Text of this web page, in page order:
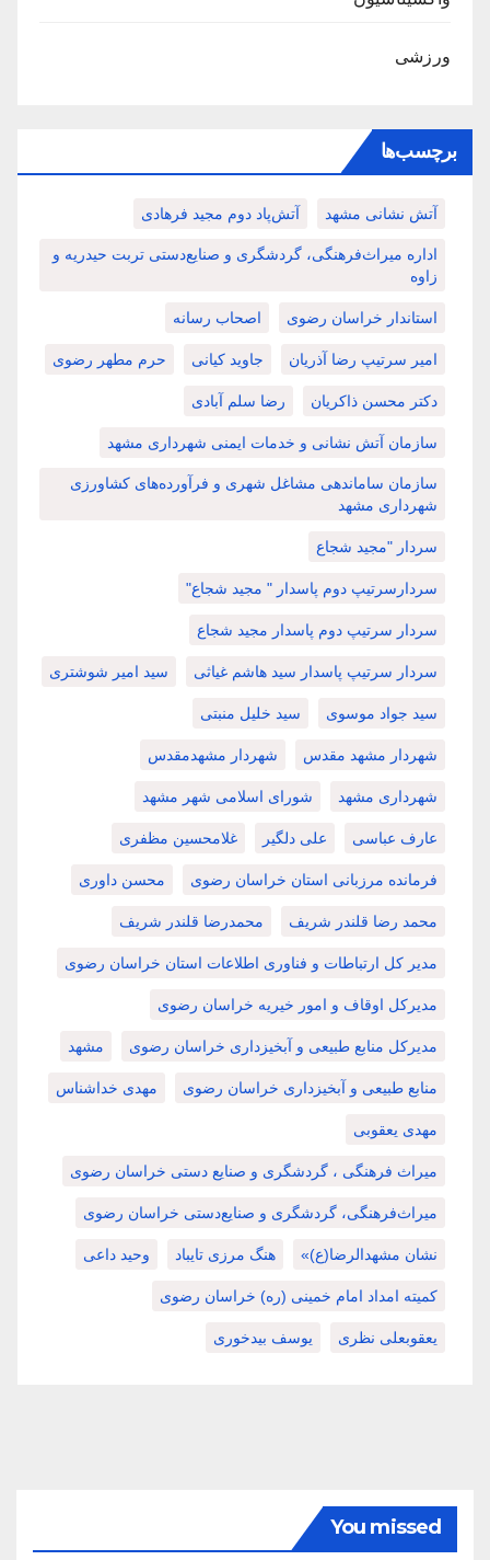
ورزشی
برچسب‌ها
آتش نشانی مشهد آتش‌پاد دوم مجید فرهادی
اداره میراث‌فرهنگی، گردشگری و صنایع‌دستی تربت حیدریه و
زاوه
استاندار خراسان رضوی اصحاب رسانه
امیر سرتیپ رضا آذریان جاوید کیانی حرم مطهر رضوی
دکتر محسن ذاکریان رضا سلم آبادی
سازمان آتش نشانی و خدمات ایمنی شهرداری مشهد
سازمان ساماندهی مشاغل شهری و فرآورده‌های کشاورزی
شهرداری مشهد
سردار "مجید شجاع
سردارسرتیپ دوم پاسدار " مجید شجاع"
سردار سرتیپ دوم پاسدار مجید شجاع
سردار سرتیپ پاسدار سید هاشم غیاثی سید امیر شوشتری
سید جواد موسوی سید خلیل منبتی
شهردار مشهد مقدس شهردار مشهدمقدس
شهرداری مشهد شورای اسلامی شهر مشهد
عارف عباسی علی دلگیر غلامحسین مظفری
فرمانده مرزبانی استان خراسان رضوی محسن داوری
محمد رضا قلندر شریف محمدرضا قلندر شریف
مدیر کل ارتباطات و فناوری اطلاعات استان خراسان رضوی
مدیرکل اوقاف و امور خیریه خراسان رضوی
مدیرکل منابع طبیعی و آبخیزداری خراسان رضوی مشهد
منابع طبیعی و آبخیزداری خراسان رضوی مهدی خداشناس
مهدی یعقوبی
میراث فرهنگی ، گردشگری و صنایع دستی خراسان رضوی
میراث‌فرهنگی، گردشگری و صنایع‌دستی خراسان رضوی
نشان مشهدالرضا(ع)» هنگ مرزی تایباد وحید داعی
کمیته امداد امام خمینی (ره) خراسان رضوی
یعقوبعلی نظری یوسف بیدخوری
You missed